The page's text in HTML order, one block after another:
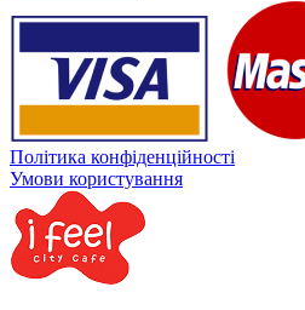
Політика конфіденційності
Умови користування